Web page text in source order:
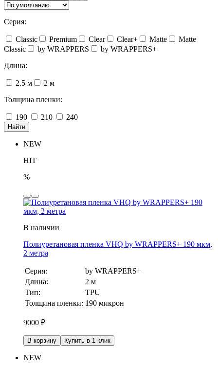
Серия:
Classic Premium Clear Clear+ Matte
Matte
Classic
by WRAPPERS
by WRAPPERS+
Длина:
2.5 м
2 м
Толщина пленки:
190 210 240
Найти
NEW
HIT
%
В наличии
Полиуретановая пленка VHQ by WRAPPERS+ 190 мкм,
2 метра
Серия:
by WRAPPERS+
Длина:
2 м
Тип:
TPU
Толщина пленки: 190 микрон
9000 ₽
В корзину Купить в 1 клик
NEW